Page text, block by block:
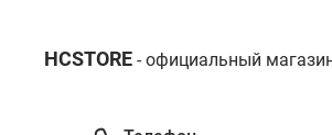
HCSTORE - официальный